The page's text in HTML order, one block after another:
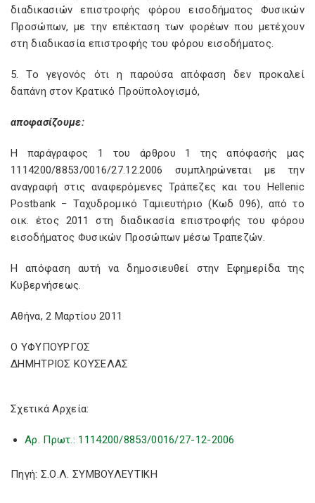
διαδικασιών επιστροφής φόρου εισοδήματος Φυσικών
Προσώπων, με την επέκταση των φορέων που μετέχουν
στη διαδικασία επιστροφής του φόρου εισοδήματος.
5. Το γεγονός ότι η παρούσα απόφαση δεν προκαλεί
δαπάνη στον Κρατικό Προϋπολογισμό,
αποφασίζουμε:
Η παράγραφος 1 του άρθρου 1 της απόφασής μας
1114200/8853/0016/27.12.2006 συμπληρώνεται με την
αναγραφή στις αναφερόμενες Τράπεζες και του Hellenic
Postbank − Ταχυδρομικό Ταμιευτήριο (Κωδ 096), από το
οικ. έτος 2011 στη διαδικασία επιστροφής του φόρου
εισοδήματος Φυσικών Προσώπων μέσω Τραπεζών.
Η απόφαση αυτή να δημοσιευθεί στην Εφημερίδα της
Κυβερνήσεως.
Αθήνα, 2 Μαρτίου 2011
Ο ΥΦΥΠΟΥΡΓΟΣ
ΔΗΜΗΤΡΙΟΣ ΚΟΥΣΕΛΑΣ
Σχετικά Αρχεία:
Αρ. Πρωτ.: 1114200/8853/0016/27-12-2006
Πηγή: Σ.Ο.Λ. ΣΥΜΒΟΥΛΕΥΤΙΚΗ